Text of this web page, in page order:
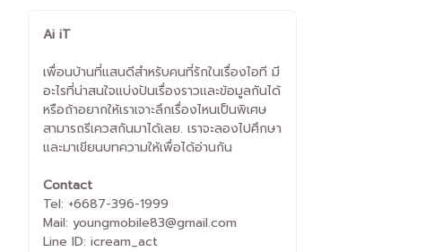
Ai iT
เพื่อนบ้านที่แสนดีสำหรับคนที่รักในเรื่องไอที มี
อะไรที่น่าสนใจแบ่งปันเรื่องราวและข้อมูลกันได้
หรือถ้าอยากให้เราเจาะลึกเรื่องไหนเป็นพิเศษ
สามารถรีเควสกันมาได้เลย. เราจะลองไปศึกษา
และมาเขียนบทความให้เพื่อได้อ่านกัน
Contact
Tel: +6687-396-1999
Mail: youngmobile83@gmail.com
Line ID: icream_act